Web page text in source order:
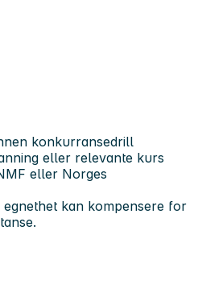
konkurransedrill
eller relevante kurs
eller Norges
kan kompensere for